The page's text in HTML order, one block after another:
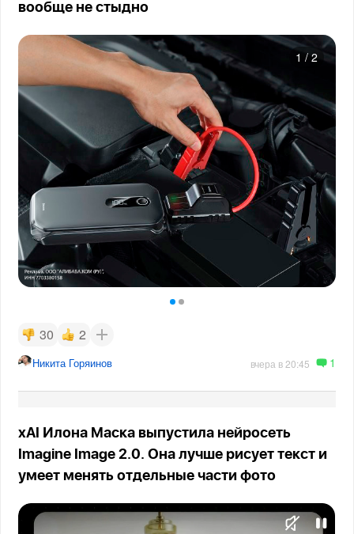
вообще не стыдно
1 / 2
30 2
Никита Горяинов вчера в 20:45 1
xAI Илона Маска выпустила нейросеть
Imagine Image 2.0. Она лучше рисует текст и
умеет менять отдельные части фото